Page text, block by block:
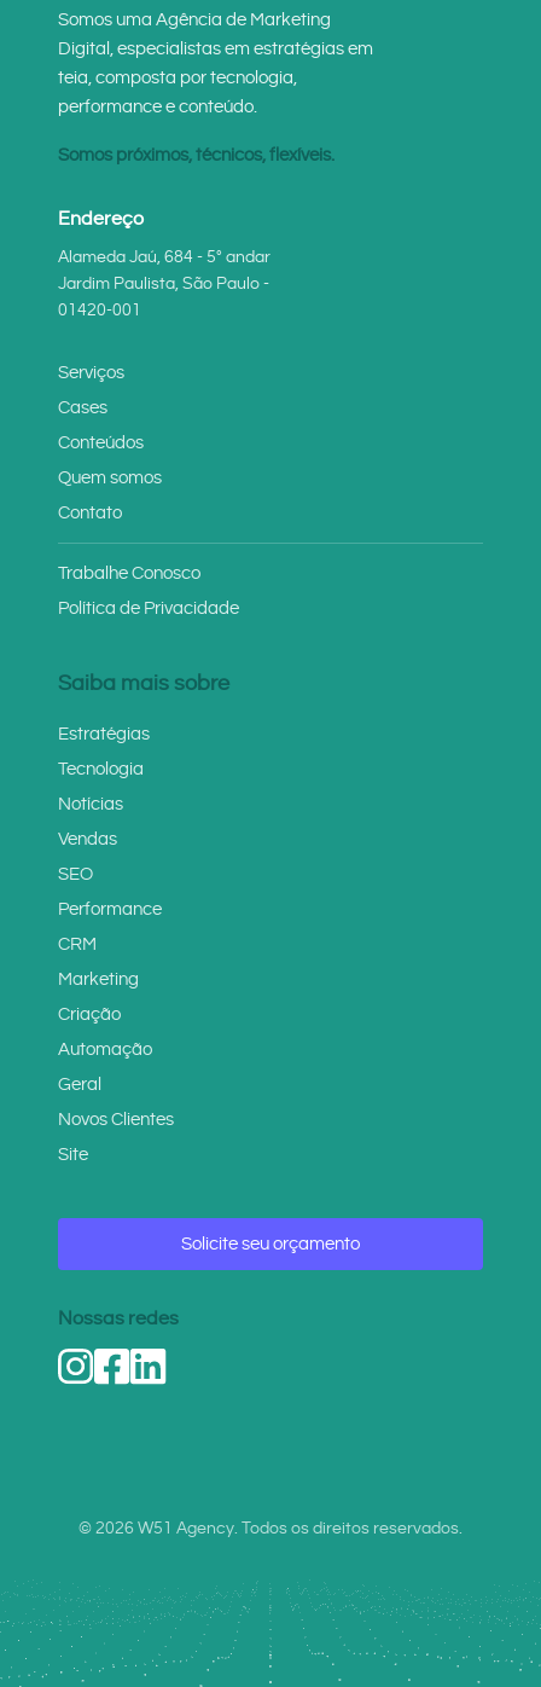
Somos uma Agência de Marketing
Digital, especialistas em estratégias em
teia, composta por tecnologia,
performance e conteúdo.
Somos próximos, técnicos, flexíveis.
Endereço
Alameda Jaú, 684 - 5° andar
Jardim Paulista, São Paulo -
01420-001
Serviços
Cases
Conteúdos
Quem somos
Contato
Trabalhe Conosco
Política de Privacidade
Saiba mais sobre
Estratégias
Tecnologia
Notícias
Vendas
SEO
Performance
CRM
Marketing
Criação
Automação
Geral
Novos Clientes
Site
Solicite seu orçamento
Nossas redes
© 2026 W51 Agency. Todos os direitos reservados.